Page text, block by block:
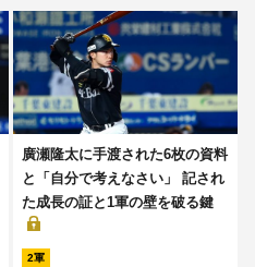
廣瀬隆太に手渡された6枚の資料
と「自分で考えなさい」 記され
た成長の証と1軍の壁を破る鍵
2軍